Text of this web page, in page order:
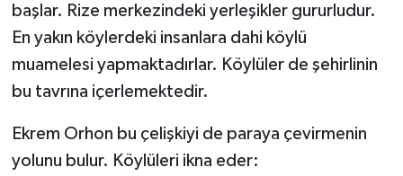
başlar. Rize merkezindeki yerleşikler gururludur.
En yakın köylerdeki insanlara dahi köylü
muamelesi yapmaktadırlar. Köylüler de şehirlinin
bu tavrına içerlemektedir.
Ekrem Orhon bu çelişkiyi de paraya çevirmenin
yolunu bulur. Köylüleri ikna eder: